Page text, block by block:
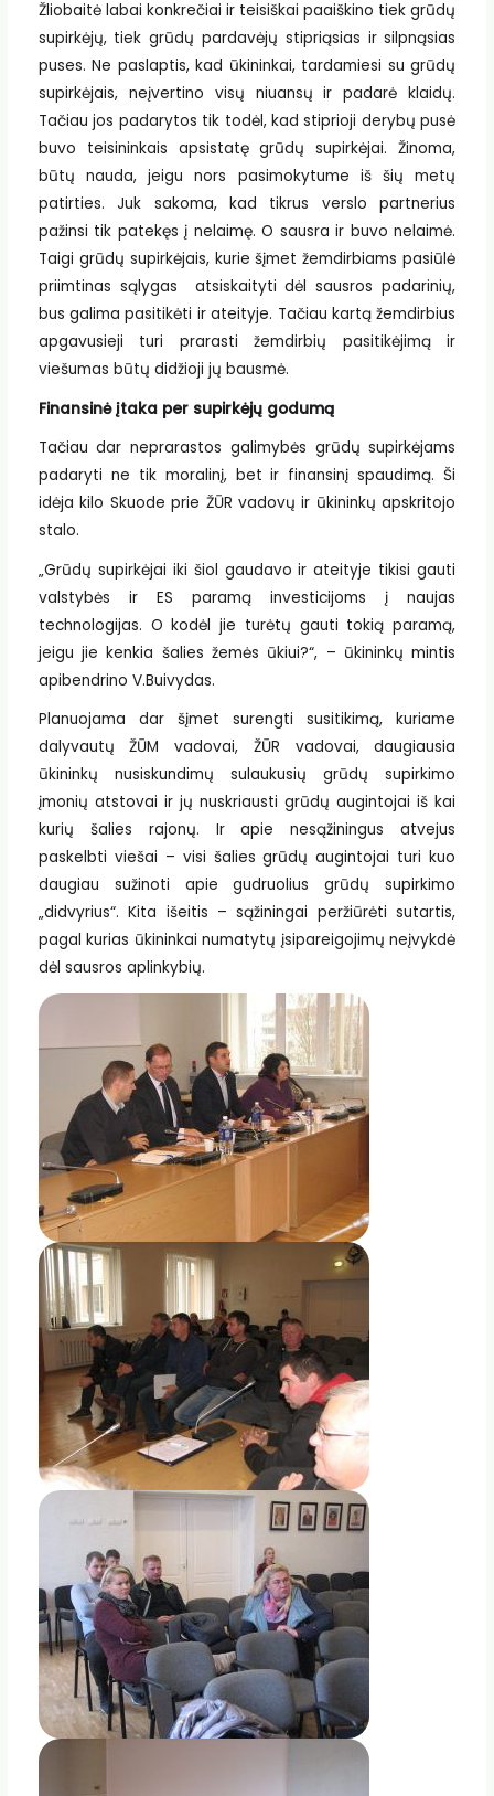
Žliobaitė labai konkrečiai ir teisiškai paaiškino tiek grūdų
supirkėjų, tiek grūdų pardavėjų stipriąsias ir silpnąsias
puses. Ne paslaptis, kad ūkininkai, tardamiesi su grūdų
supirkėjais, neįvertino visų niuansų ir padarė klaidų.
Tačiau jos padarytos tik todėl, kad stiprioji derybų pusė
buvo teisininkais apsistatę grūdų supirkėjai. Žinoma,
būtų nauda, jeigu nors pasimokytume iš šių metų
patirties. Juk sakoma, kad tikrus verslo partnerius
pažinsi tik patekęs į nelaimę. O sausra ir buvo nelaimė.
Taigi grūdų supirkėjais, kurie šįmet žemdirbiams pasiūlė
priimtinas sąlygas atsiskaityti dėl sausros padarinių,
bus galima pasitikėti ir ateityje. Tačiau kartą žemdirbius
apgavusieji turi prarasti žemdirbių pasitikėjimą ir
viešumas būtų didžioji jų bausmė.
Finansinė įtaka per supirkėjų godumą
Tačiau dar neprarastos galimybės grūdų supirkėjams
padaryti ne tik moralinį, bet ir finansinį spaudimą. Ši
idėja kilo Skuode prie ŽŪR vadovų ir ūkininkų apskritojo
stalo.
„Grūdų supirkėjai iki šiol gaudavo ir ateityje tikisi gauti
valstybės ir ES paramą investicijoms į naujas
technologijas. O kodėl jie turėtų gauti tokią paramą,
jeigu jie kenkia šalies žemės ūkiui?“, – ūkininkų mintis
apibendrino V.Buivydas.
Planuojama dar šįmet surengti susitikimą, kuriame
dalyvautų ŽŪM vadovai, ŽŪR vadovai, daugiausia
ūkininkų nusiskundimų sulaukusių grūdų supirkimo
įmonių atstovai ir jų nuskriausti grūdų augintojai iš kai
kurių šalies rajonų. Ir apie nesąžiningus atvejus
paskelbti viešai – visi šalies grūdų augintojai turi kuo
daugiau sužinoti apie gudruolius grūdų supirkimo
„didvyrius“. Kita išeitis – sąžiningai peržiūrėti sutartis,
pagal kurias ūkininkai numatytų įsipareigojimų neįvykdė
dėl sausros aplinkybių.